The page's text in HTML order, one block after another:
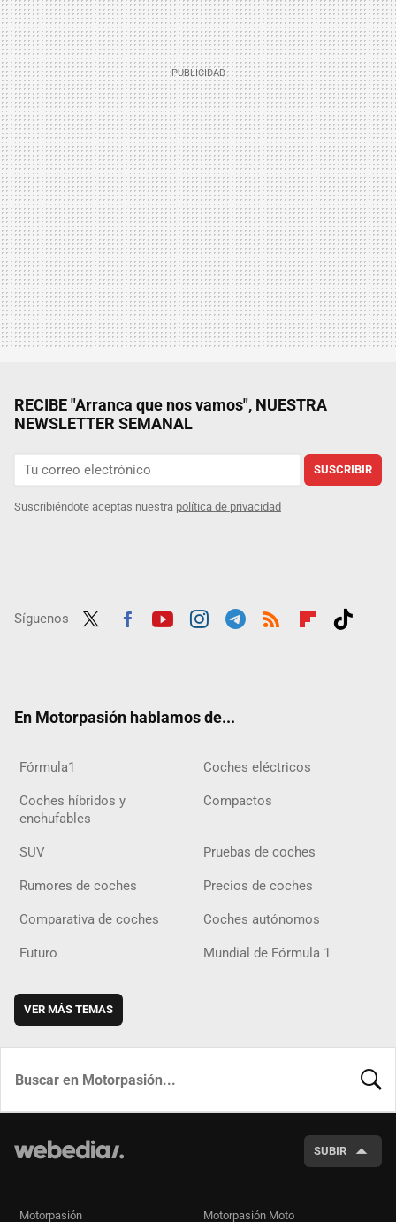
RECIBE "Arranca que nos vamos", NUESTRA
NEWSLETTER SEMANAL
SUSCRIBIR
Suscribiéndote aceptas nuestra política de privacidad
Síguenos
En Motorpasión hablamos de...
Fórmula1 Coches eléctricos
Coches híbridos y
enchufables
Compactos
SUV Pruebas de coches
Rumores de coches Precios de coches
Comparativa de coches Coches autónomos
Futuro Mundial de Fórmula 1
VER MÁS TEMAS
SUBIR
Motorpasión Motorpasión Moto